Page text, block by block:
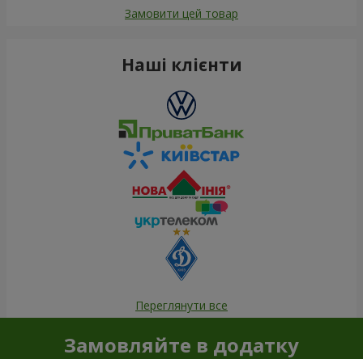
Замовити цей товар
Наші клієнти
Переглянути все
Замовляйте в додатку